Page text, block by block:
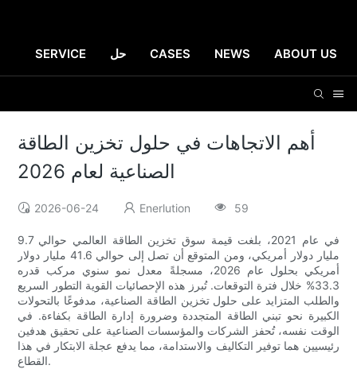
SERVICE حل CASES NEWS ABOUT US
أهم الاتجاهات في حلول تخزين الطاقة
الصناعية لعام 2026
2026-06-24 Enerlution 59
في عام 2021، بلغت قيمة سوق تخزين الطاقة العالمي حوالي 9.7
مليار دولار أمريكي، ومن المتوقع أن تصل إلى حوالي 41.6 مليار دولار
أمريكي بحلول عام 2026، مسجلةً معدل نمو سنوي مركب قدره
33.3% خلال فترة التوقعات. تُبرز هذه الإحصائيات القوية التطور السريع
والطلب المتزايد على حلول تخزين الطاقة الصناعية، مدفوعًا بالتحولات
الكبيرة نحو تبني الطاقة المتجددة وضرورة إدارة الطاقة بكفاءة. في
الوقت نفسه، تُحفز الشركات والمؤسسات الصناعية على تحقيق هدفين
رئيسيين هما توفير التكاليف والاستدامة، مما يدفع عجلة الابتكار في هذا
القطاع.